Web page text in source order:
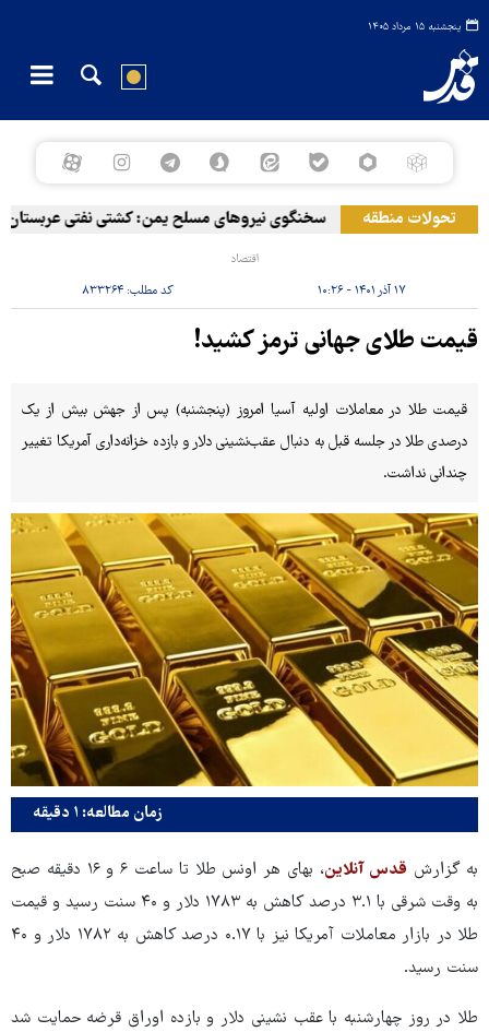
پنجشنبه ۱۵ مرداد ۱۴۰۵
تحولات منطقه سخنگوی نیروهای مسلح یمن: کشتی نفتی عربستان
اقتصاد
۱۷ آذر ۱۴۰۱ - ۱۰:۲۶ کد مطلب: ۸۳۳۲۶۴
قیمت طلای جهانی ترمز کشید!
قیمت طلا در معاملات اولیه آسیا امروز (پنجشنبه) پس از جهش بیش از یک
درصدی طلا در جلسه قبل به دنبال عقب‌نشینی دلار و بازده خزانه‌داری آمریکا تغییر
چندانی نداشت.
زمان مطالعه: ۱ دقیقه
به گزارش قدس آنلاین
، بهای هر اونس طلا تا ساعت ۶ و ۱۶ دقیقه صبح
به وقت شرقی با ۳.۱ درصد کاهش به ۱۷۸۳ دلار و ۴۰ سنت رسید و قیمت
طلا در بازار معاملات آمریکا نیز با ۰.۱۷ درصد کاهش به ۱۷۸۲ دلار و ۴۰
سنت رسید.
طلا در روز چهارشنبه با عقب نشینی دلار و بازده اوراق قرضه حمایت شد